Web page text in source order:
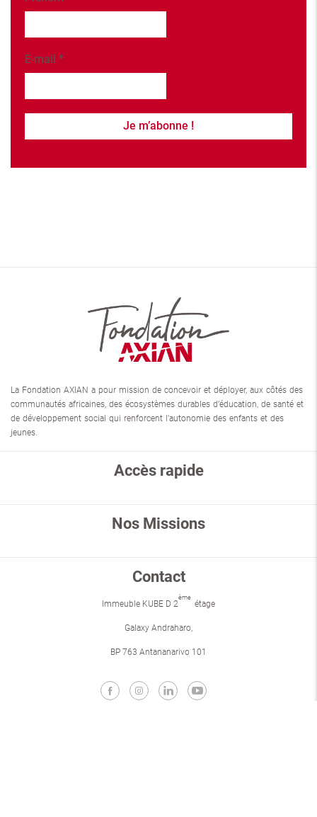
E-mail *
La Fondation AXIAN a pour mission de concevoir et déployer, aux côtés des
communautés africaines, des écosystèmes durables d’éducation, de santé et
de développement social qui renforcent l’autonomie des enfants et des
jeunes.
Accès rapide
Nos Missions
Contact
Immeuble KUBE D 2
ème
étage
Galaxy Andraharo,
BP 763 Antananarivo 101